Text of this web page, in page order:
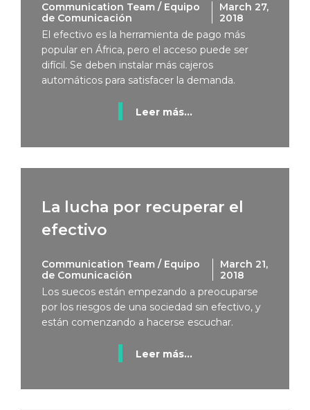
Communication Team / Equipo
de Comunicación
March 27,
2018
El efectivo es la herramienta de pago más
popular en África, pero el acceso puede ser
difícil. Se deben instalar más cajeros
automáticos para satisfacer la demanda.
Leer más...
La lucha por recuperar el
efectivo
Communication Team / Equipo
de Comunicación
March 21,
2018
Los suecos están empezando a preocuparse
por los riesgos de una sociedad sin efectivo, y
están comenzando a hacerse escuchar.
Leer más...